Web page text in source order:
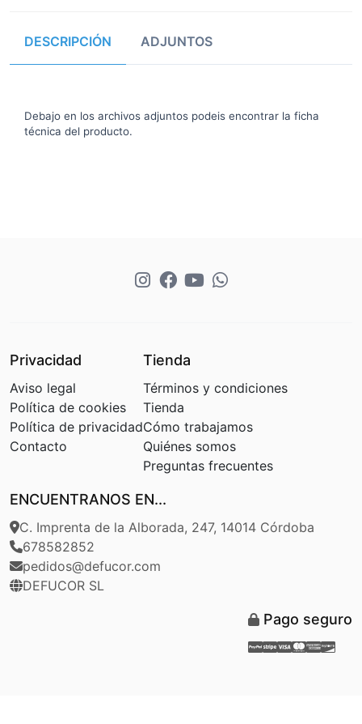
DESCRIPCIÓN ADJUNTOS
Debajo en los archivos adjuntos podeis encontrar la ficha
técnica del producto.
Privacidad
Aviso legal
Política de cookies
Política de privacidad
Contacto
Tienda
Términos y condiciones
Tienda
Cómo trabajamos
Quiénes somos
Preguntas frecuentes
ENCUENTRANOS EN...
C. Imprenta de la Alborada, 247, 14014 Córdoba
678582852
pedidos@defucor.com
DEFUCOR SL
Pago seguro
Paypal
Stripe
Visa